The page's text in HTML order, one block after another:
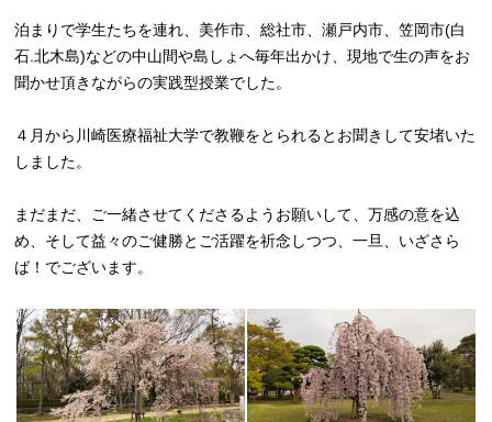
泊まりで学生たちを連れ、美作市、総社市、瀬戸内市、笠岡市(白
石.北木島)などの中山間や島しょへ毎年出かけ、現地で生の声をお
聞かせ頂きながらの実践型授業でした。
４月から川崎医療福祉大学で教鞭をとられるとお聞きして安堵いた
しました。
まだまだ、ご一緒させてくださるようお願いして、万感の意を込
め、そして益々のご健勝とご活躍を祈念しつつ、一旦、いざさら
ば！でございます。